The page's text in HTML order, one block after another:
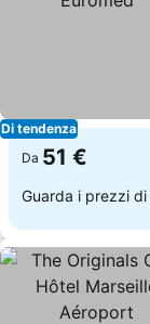
Di tendenza
Da 51 €
Guarda i prezzi di